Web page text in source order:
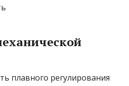
плавного регулирования